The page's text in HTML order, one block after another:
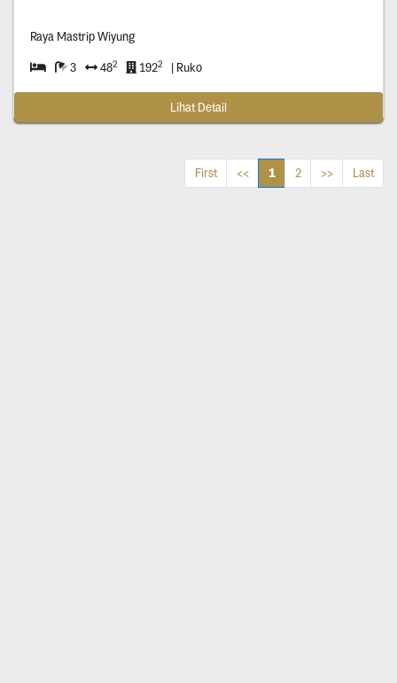
Raya Mastrip Wiyung
3 482 1922 | Ruko
Lihat Detail
First << 1 2 >> Last